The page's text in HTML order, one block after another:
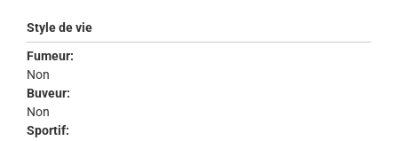
Style de vie
Fumeur:
Non
Buveur:
Non
Sportif: